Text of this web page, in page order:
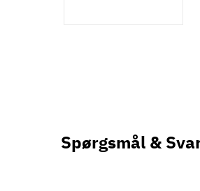
Spørgsmål &